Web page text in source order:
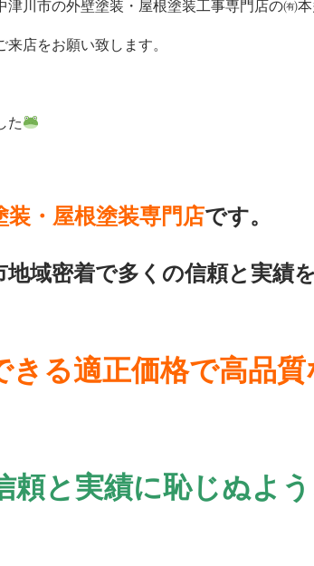
川市の外壁塗装・屋根塗装工事専門店の㈲
店をお願い致します。
た
装・屋根塗装専門店です。
域密着で多くの信頼と実績
る適正価格で高品
と実績に恥じぬよ